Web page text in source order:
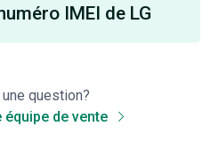
IMEI de LG
question?
de vente